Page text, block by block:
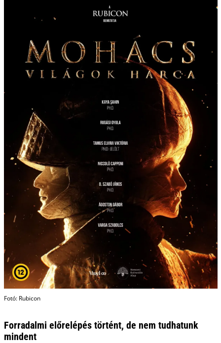
Fotó: Rubicon
Forradalmi előrelépés történt, de nem tudhatunk
mindent